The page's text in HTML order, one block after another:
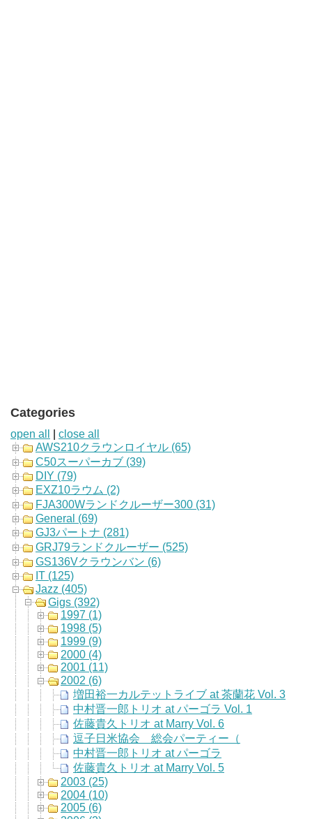
Categories
open all
close all
AWS210クラウンロイヤル (65)
C50スーパーカブ (39)
DIY (79)
EXZ10ラウム (2)
FJA300Wランドクルーザー300 (31)
General (69)
GJ3パートナ (281)
GRJ79ランドクルーザー (525)
GS136Vクラウンバン (6)
IT (125)
Jazz (405)
Gigs (392)
1997 (1)
1998 (5)
1999 (9)
2000 (4)
2001 (11)
2002 (6)
増田裕一カルテットライブ at 茶蘭花 Vol. 3
中村晋一郎トリオ at パーゴラ Vol. 1
佐藤貴久トリオ at Marry Vol. 6
逗子日米協会 総会パーティー（
中村晋一郎トリオ at パーゴラ
佐藤貴久トリオ at Marry Vol. 5
2003 (25)
2004 (10)
2005 (6)